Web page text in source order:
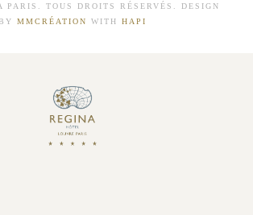
PARIS. TOUS DROITS RÉSERVÉS. DESIGN
MMCRÉATION WITH HAPI